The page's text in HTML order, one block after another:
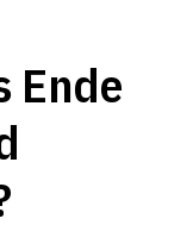
Ende